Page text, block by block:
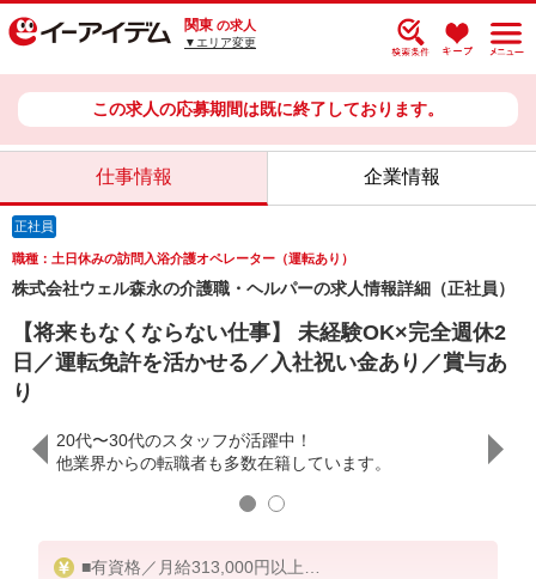
関東 の求人
▼エリア変更
この求人の応募期間は既に終了しております。
仕事情報 企業情報
正社員
職種：土日休みの訪問入浴介護オペレーター（運転あり）
株式会社ウェル森永の介護職・ヘルパーの求人情報詳細（正社員）
【将来もなくならない仕事】 未経験OK×完全週休2
日／運転免許を活かせる／入社祝い金あり／賞与あ
り
20代〜30代のスタッフが活躍中！
他業界からの転職者も多数在籍しています。
年2回
腰を
■有資格／月給313,000円以上